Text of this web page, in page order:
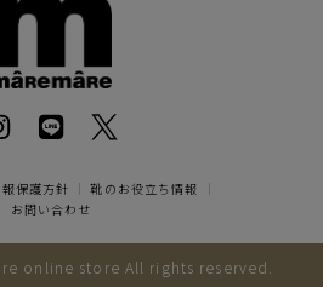
保護方針 ｜靴のお役立ち情報
｜
お問い合わせ
online store All rights reserved.